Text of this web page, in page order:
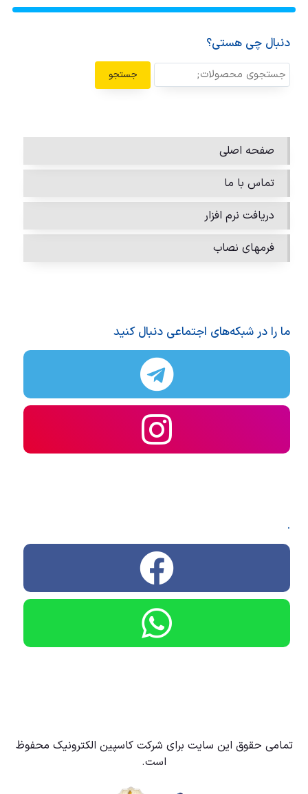
دنبال چی هستی؟
جستجو
صفحه اصلی
تماس با ما
دریافت نرم افزار
فرمهای نصاب
ما را در شبکه‌های اجتماعی دنبال کنید
.
تمامی حقوق این سایت برای شرکت کاسپین الکترونیک محفوظ
است.